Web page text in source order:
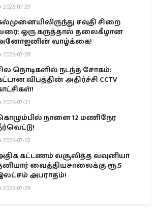
2026-07-29
சவுதி சிறை
ஒரு கருத்தால் தலைகீழான
வாழ்க்கை!
2026-07-28
நொடிகளில் நடந்த சோகம்:
விபத்தின் அதிர்ச்சி CCTV
2026-07-31
நாளை 12 மணிநேர
2026-07-03
கட்டணம் வசூலித்த வவுனியா
வைத்தியசாலைக்கு ரூ.5
அபராதம்!
2026-07-29